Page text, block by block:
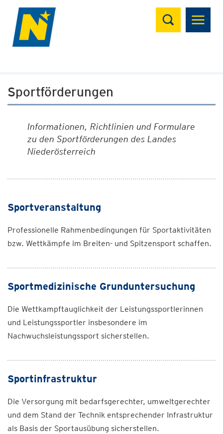
Suchen
Sportförderungen
Informationen, Richtlinien und Formulare
zu den Sportförderungen des Landes
Niederösterreich
Sportveranstaltung
Professionelle Rahmenbedingungen für Sportaktivitäten
bzw. Wettkämpfe im Breiten- und Spitzensport schaffen.
Sportmedizinische Grunduntersuchung
Die Wettkampftauglichkeit der Leistungssportlerinnen
und Leistungssportler insbesondere im
Nachwuchsleistungssport sicherstellen.
Sportinfrastruktur
Die Versorgung mit bedarfsgerechter, umweltgerechter
und dem Stand der Technik entsprechender Infrastruktur
als Basis der Sportausübung sicherstellen.